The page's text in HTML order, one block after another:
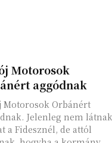
Motorosok
aggódnak
Motorosok Orbánért
Jelenleg nem látnak
a Fidesznél, de attól